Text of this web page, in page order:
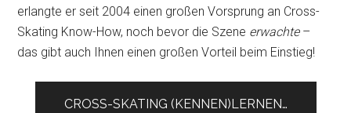
erlangte er seit 2004 einen großen Vorsprung an Cross-
Skating Know-How, noch bevor die Szene erwachte–
das gibt auch Ihnen einen großen Vorteil beim Einstieg!
CROSS-SKATING (KENNEN)LERNEN…